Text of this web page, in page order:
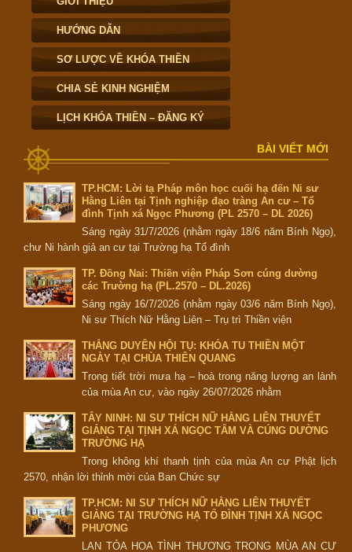
HƯỚNG DẪN
SƠ LƯỢC VỀ KHÓA THIỀN
CHIA SẺ KINH NGHIỆM
LỊCH KHÓA THIỀN – ĐĂNG KÝ
BÀI VIẾT MỚI
TP.HCM: Lời tạ Pháp môn học cuối hạ đến Ni sư
Hằng Liên tại Tịnh nghiệp đạo tràng An cư – Tổ
đình Tịnh xá Ngọc Phương (PL 2570 – DL 2026)
Sáng ngày 31/7/2026 (nhằm ngày 18/6 năm Bính Ngọ),
chư Ni hành giả an cư tại Trường hạ Tổ đình
TP. Đồng Nai: Thiền viện Pháp Sơn cúng dường
các Trường hạ (PL.2570 – DL.2026)
Sáng ngày 16/7/2026 (nhằm ngày 03/6 năm Bính Ngọ),
Ni sư Thích Nữ Hằng Liên – Trụ trì Thiền viện
THẮNG DUYÊN HỘI TỤ: KHÓA TU THIỀN MỘT
NGÀY TẠI CHÙA THIÊN QUANG
Trong tiết trời mưa hạ – hoà trong năng lượng an lành
của mùa An cư, vào ngày 26/07/2026 nhằm
TÂY NINH: NI SƯ THÍCH NỮ HẰNG LIÊN THUYẾT
GIẢNG TẠI TỊNH XÁ NGỌC TÂM VÀ CÚNG DƯỜNG
TRƯỜNG HẠ
Trong không khí thanh tịnh của mùa An cư Phật lịch
2570, nhận lời thỉnh mời của Ban Chức sự
TP.HCM: NI SƯ THÍCH NỮ HẰNG LIÊN THUYẾT
GIẢNG TẠI TRƯỜNG HẠ TỔ ĐÌNH TỊNH XÁ NGỌC
PHƯƠNG
LAN TỎA HOA TÌNH THƯƠNG TRONG MÙA AN CƯ